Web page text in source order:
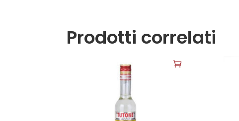
Prodotti correlati